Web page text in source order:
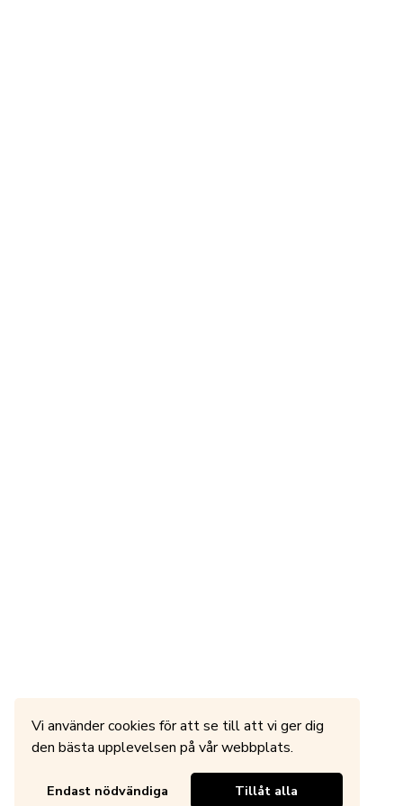
Vi använder cookies för att se till att vi ger dig
den bästa upplevelsen på vår webbplats.
Endast nödvändiga Tillåt alla